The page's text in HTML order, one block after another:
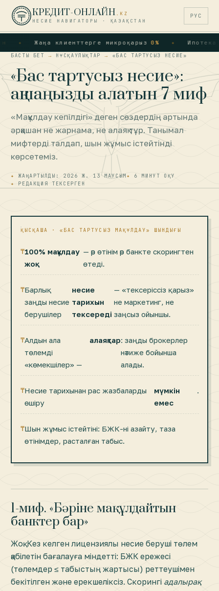
КРЕДИТ-ОНЛАЙН .KZ
НЕСИЕ НАВИГАТОРЫ · ҚАЗАҚСТАН
РУС
Жаңа клиенттерге микроқарыз 0% Ипотека ·
БАСТЫ БЕТ → НҰСҚАУЛЫҚТАР → «БАС ТАРТУСЫЗ НЕСИЕ»
«Бас тартусыз несие»:
ақшаңызды алатын 7 миф
«Мақұлдау кепілдігі» деген сөздердің артында
әрқашан не жарнама, не алаяқ тұр. Танымал
мифтерді талдап, шын жұмыс істейтінді
көрсетеміз.
ЖАҢАРТЫЛДЫ: 2026 Ж. 13 МАУСЫМ
6 МИНУТ ОҚУ
РЕДАКЦИЯ ТЕКСЕРГЕН
ҚЫСҚАША · «БАС ТАРТУСЫЗ МАҚҰЛДАУ» ШЫНДЫҒЫ
100% мақұлдау
жоқ
— әр өтінім әр банкте скорингтен
өтеді.
Барлық
заңды несие
берушілер
несие
тарихын
тексереді
— «тексеріссіз қарыз»
не маркетинг, не
заңсыз ойыншы.
Алдын ала
төлемді
«көмекшілер» —
алаяқтар: заңды брокерлер
нәтиже бойынша
алады.
Несие тарихынан рас жазбаларды
өшіру
мүмкін
емес
Шын жұмыс істейтіні: БЖК-ні азайту, таза
өтінімдер, расталған табыс.
1-миф. «Бәріне мақұлдайтын
банктер бар»
Жоқ. Кез келген лицензиялы несие беруші төлем
қабілетін бағалауға міндетті: БЖК ережесі
(төлемдер ≤ табыстың жартысы) реттеушімен
бекітілген және ерекшеліксіз. Скорингі адалырақ